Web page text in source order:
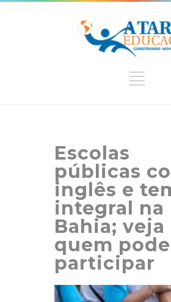
Escolas
públicas
inglês e
integral na
Bahia; veja
quem pode
participar